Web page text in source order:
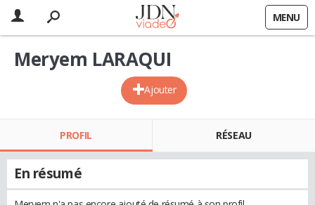
MENU
Ajouter
Meryem LARAQUI
PROFIL RÉSEAU
En résumé